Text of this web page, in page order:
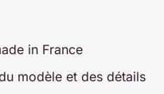
in France
modèle et des détails